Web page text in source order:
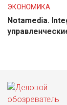
ЭКОНОМИКА
Notamedia.